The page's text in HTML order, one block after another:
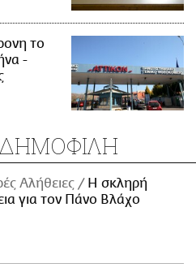
το
-
ΔΗΜΟΦΙΛΗ
Αλήθειες
H σκληρή
για τον Πάνο Βλάχο